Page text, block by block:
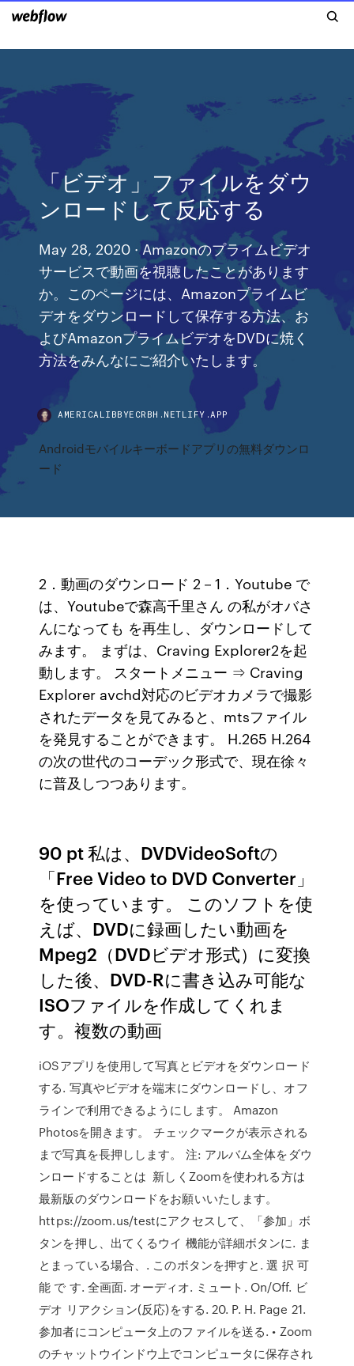
「ビデオ」ファイルをダウ
ンロードして反応する
May 28, 2020 · Amazonのプライムビデオ
サービスで動画を視聴したことがあります
か。このページには、Amazonプライムビ
デオをダウンロードして保存する方法、お
よびAmazonプライムビデオをDVDに焼く
方法をみんなにご紹介いたします。
AMERICALIBBYECRBH.NETLIFY.APP
Androidモバイルキーボードアプリの無料ダウンロ
ード
2．動画のダウンロード 2－1．Youtube で
は、Youtubeで森高千里さん の私がオバさ
んになっても を再生し、ダウンロードして
みます。 まずは、Craving Explorer2を起
動します。 スタートメニュー ⇒ Craving
Explorer avchd対応のビデオカメラで撮影
されたデータを見てみると、mtsファイル
を発見することができます。 H.265 H.264
の次の世代のコーデック形式で、現在徐々
に普及しつつあります。
90 pt 私は、DVDVideoSoftの
「Free Video to DVD Converter」
を使っています。 このソフトを使
えば、DVDに録画したい動画を
Mpeg2（DVDビデオ形式）に変換
した後、DVD-Rに書き込み可能な
ISOファイルを作成してくれま
す。複数の動画
iOSアプリを使用して写真とビデオをダウンロード
する. 写真やビデオを端末にダウンロードし、オフ
ラインで利用できるようにします。 Amazon
Photosを開きます。 チェックマークが表示される
まで写真を長押しします。 注: アルバム全体をダウ
ンロードすることは 新しくZoomを使われる方は
最新版のダウンロードをお願いいたします。
https://zoom.us/testにアクセスして、「参加」ボ
タンを押し、出てくるウイ 機能が詳細ボタンに. ま
とまっている場合、. このボタンを押すと. 選 択 可
能 で す. 全画面. オーディオ. ミュート. On/Off. ビ
デオ リアクション(反応)をする. 20. P. H. Page 21.
参加者にコンピュータ上のファイルを送る. • Zoom
のチャットウインドウ上でコンピュータに保存され